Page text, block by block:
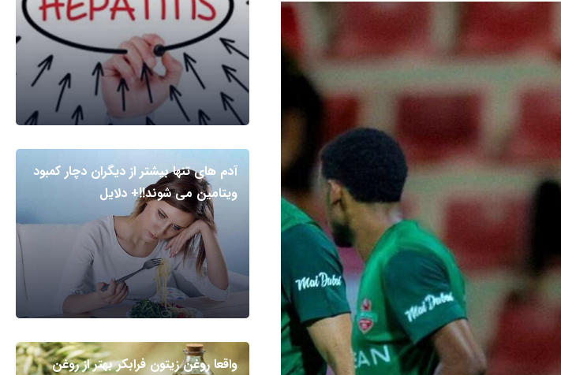
آدم های تنها بیشتر از دیگران دچار کمبود
ویتامین می شوند!!+ دلایل
واقعا روغن زیتون فرابکر بهتر از روغن